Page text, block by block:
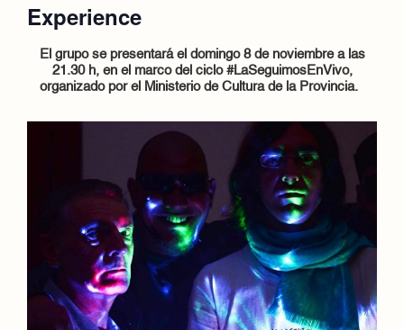
Experience
El grupo se presentará el domingo 8 de noviembrea las
21.30 h, en el marco del ciclo #LaSeguimosEnVivo,
organizado por el Ministerio de Cultura de la Provincia.